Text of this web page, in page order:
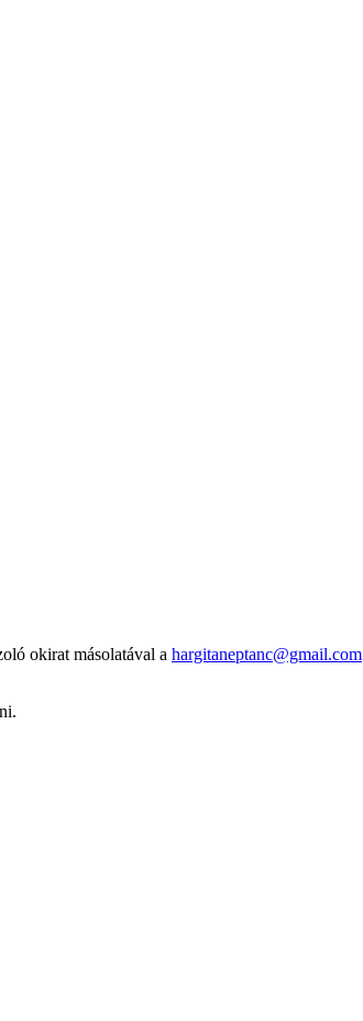
okirat másolatával a hargitaneptanc@gmail.com